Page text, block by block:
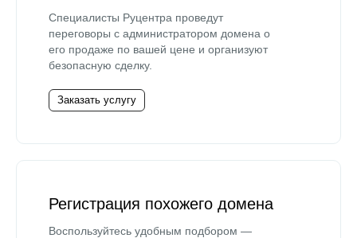
Специалисты Руцентра проведут
переговоры с администратором домена о
его продаже по вашей цене и организуют
безопасную сделку.
Заказать услугу
Регистрация похожего домена
Воспользуйтесь удобным подбором —